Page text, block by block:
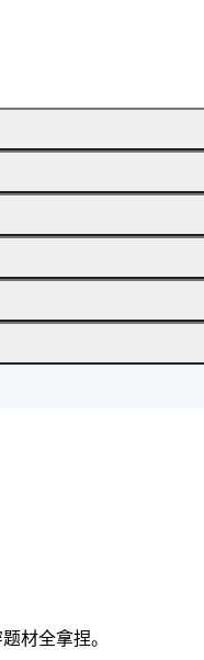
材全拿捏。